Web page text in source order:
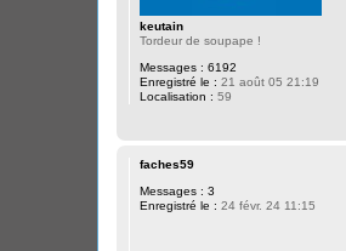
keutain
Tordeur de soupape !
Messages : 6192
Enregistré le : 21 août 05 21:19
Localisation : 59
faches59
Messages : 3
Enregistré le : 24 févr. 24 11:15